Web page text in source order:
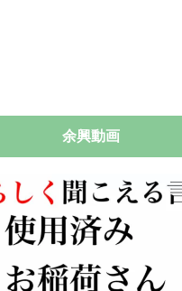
余興動画